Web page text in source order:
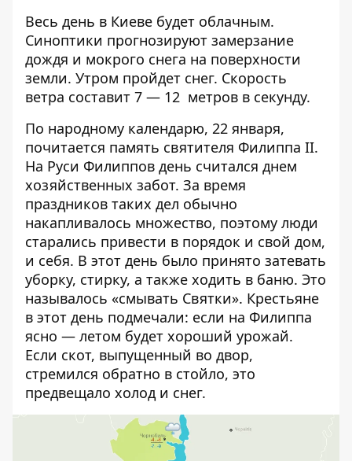
Весь день в Киеве будет облачным.
Синоптики прогнозируют замерзание
дождя и мокрого снега на поверхности
земли. Утром пройдет снег. Скорость
ветра составит 7 — 12 метров в секунду.
По народному календарю, 22 января,
почитается память святителя Филиппа II.
На Руси Филиппов день считался днем
хозяйственных забот. За время
праздников таких дел обычно
накапливалось множество, поэтому люди
старались привести в порядок и свой дом,
и себя. В этот день было принято затевать
уборку, стирку, а также ходить в баню. Это
называлось «смывать Святки». Крестьяне
в этот день подмечали: если на Филиппа
ясно — летом будет хороший урожай.
Если скот, выпущенный во двор,
стремился обратно в стойло, это
предвещало холод и снег.